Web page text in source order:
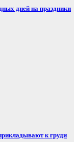
дней на праздники
к груди